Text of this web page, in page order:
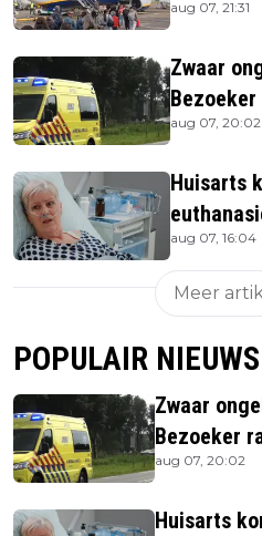
aug 07, 21:31
Zwaar
kwijt
aug 07, 20:02
Huisarts
ze is
aug 07, 16:04
Meer
POPULAIR NIEUWS
Zwaar
Bezoeker
aug 07, 20:02
Huisarts